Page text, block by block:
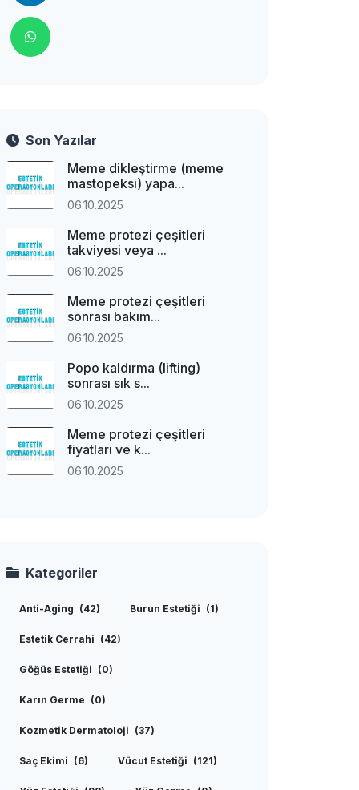
Son Yazılar
Meme dikleştirme (meme
mastopeksi) yapa...
06.10.2025
Meme protezi çeşitleri
takviyesi veya ...
06.10.2025
Meme protezi çeşitleri
sonrası bakım...
06.10.2025
Popo kaldırma (lifting)
sonrası sık s...
06.10.2025
Meme protezi çeşitleri
fiyatları ve k...
06.10.2025
Kategoriler
Anti-Aging (42) Burun Estetiği (1)
Estetik Cerrahi (42)
Göğüs Estetiği (0)
Karın Germe (0)
Kozmetik Dermatoloji (37)
Saç Ekimi (6) Vücut Estetiği (121)